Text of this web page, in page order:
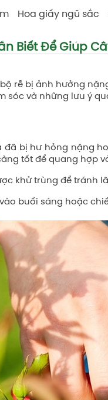
Hoa giấy ngũ sắc
Biết Để Giúp
rễ bị ảnh hưởng
sóc và những lưu ý
đã bị hư hỏng nặng
tốt để quang hợp
khử trùng để tránh
buổi sáng hoặc